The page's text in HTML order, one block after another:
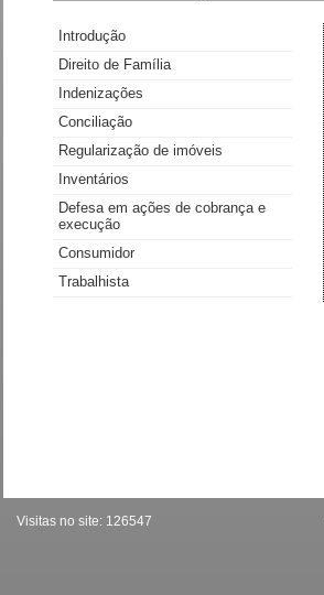
Introdução
Direito de Família
Indenizações
Conciliação
Regularização de imóveis
Inventários
Defesa em ações de cobrança e
execução
Consumidor
Trabalhista
Visitas no site: 126547